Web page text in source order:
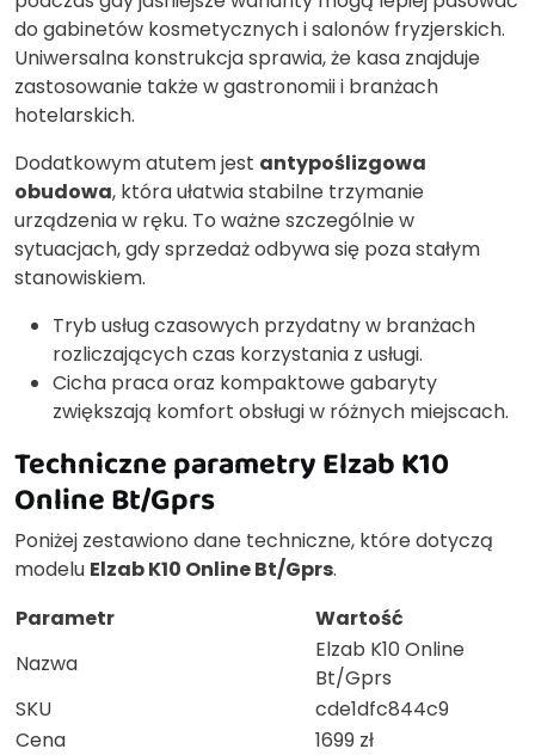
do gabinetów kosmetycznych i salonów fryzjerskich.
Uniwersalna konstrukcja sprawia, że kasa znajduje
zastosowanie także w gastronomii i branżach
hotelarskich.
Dodatkowym atutem jest antypoślizgowa
obudowa, która ułatwia stabilne trzymanie
urządzenia w ręku. To ważne szczególnie w
sytuacjach, gdy sprzedaż odbywa się poza stałym
stanowiskiem.
Tryb usług czasowych przydatny w branżach
rozliczających czas korzystania z usługi.
Cicha praca oraz kompaktowe gabaryty
zwiększają komfort obsługi w różnych miejscach.
Techniczne parametry Elzab K10
Online Bt/Gprs
Poniżej zestawiono dane techniczne, które dotyczą
modelu Elzab K10 Online Bt/Gprs.
Parametr
Wartość
Nazwa
Elzab K10 Online
Bt/Gprs
SKU
cde1dfc844c9
Cena
1699 zł